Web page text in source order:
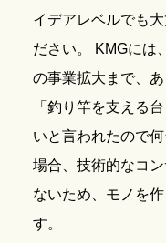
イデアレベルでも
ださい。 KMGには
の事業拡大まで、
「釣り竿を支える
いと言われたので
場合、技術的なコ
ないため、モノを
す。